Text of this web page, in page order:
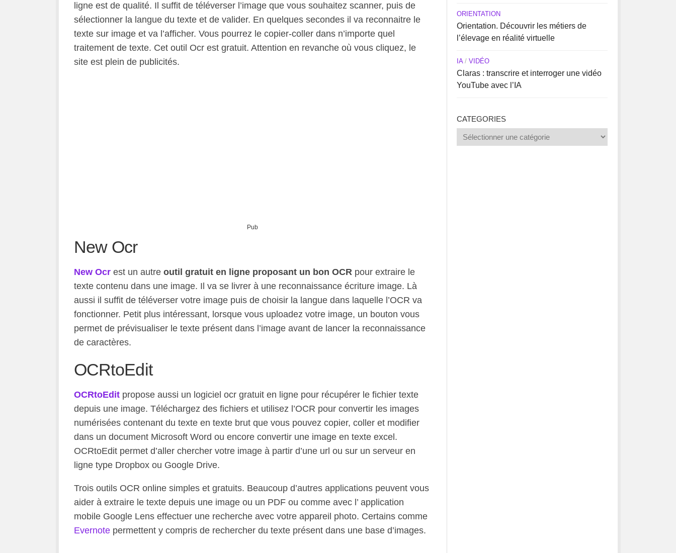
ligne est de qualité. Il suffit de téléverser l’image que vous souhaitez scanner, puis de
sélectionner la langue du texte et de valider. En quelques secondes il va reconnaitre le
texte sur image et va l’afficher. Vous pourrez le copier-coller dans n’importe quel
traitement de texte. Cet outil Ocr est gratuit. Attention en revanche où vous cliquez, le
site est plein de publicités.
Pub
New Ocr
New Ocrest un autre outil gratuit en ligne proposant un bon OCRpour extraire le
texte contenu dans une image. Il va se livrer à une reconnaissance écriture image. Là
aussi il suffit de téléverser votre image puis de choisir la langue dans laquelle l’OCR va
fonctionner. Petit plus intéressant, lorsque vous uploadez votre image, un bouton vous
permet de prévisualiser le texte présent dans l’image avant de lancer la reconnaissance
de caractères.
OCRtoEdit
OCRtoEditpropose aussi un logiciel ocr gratuit en ligne pour récupérer le fichier texte
depuis une image. Téléchargez des fichiers et utilisez l’OCR pour convertir les images
numérisées contenant du texte en texte brut que vous pouvez copier, coller et modifier
dans un document Microsoft Word ou encore convertir une image en texte excel.
OCRtoEdit permet d’aller chercher votre image à partir d’une url ou sur un serveur en
ligne type Dropbox ou Google Drive.
Trois outils OCR online simples et gratuits. Beaucoup d’autres applications peuvent vous
aider à extraire le texte depuis une image ou un PDF ou comme avec l’ application
mobile Google Lens effectuer une recherche avec votre appareil photo. Certains comme
Evernotepermettent y compris de rechercher du texte présent dans une base d’images.
ORIENTATION
Orientation. Découvrir les métiers de
l’élevage en réalité virtuelle
IA/ VIDÉO
Claras : transcrire et interroger une vidéo
YouTube avec l’IA
CATEGORIES
Categories